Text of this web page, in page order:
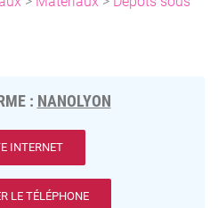
: NANOLYON
INTERNET
LE TÉLÉPHONE